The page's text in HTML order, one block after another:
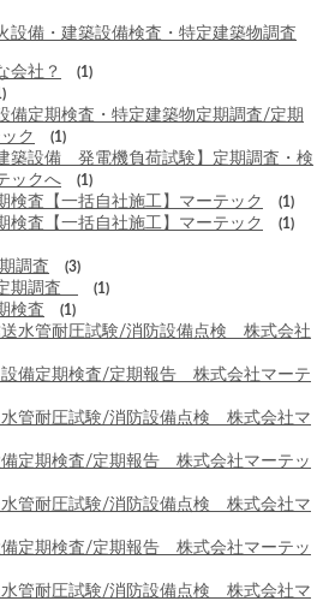
備・建築設備検査・特定建築物調査
会社？ (1)
定期検査・特定建築物定期調査/定期
ク
(1)
築設備 発電機負荷試験】定期調査・検
クへ
(1)
検査【一括自社施工】マーテック (1)
検査【一括自社施工】マーテック (1)
調査 (3)
期調査 (1)
検査 (1)
水管耐圧試験/消防設備点検 株式会社
備定期検査/定期報告 株式会社マーテ
管耐圧試験/消防設備点検 株式会社マ
定期検査/定期報告 株式会社マーテッ
管耐圧試験/消防設備点検 株式会社マ
定期検査/定期報告 株式会社マーテッ
管耐圧試験/消防設備点検 株式会社マ